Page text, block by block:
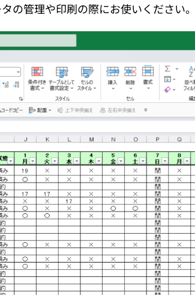
の管理や印刷の際にお使いください